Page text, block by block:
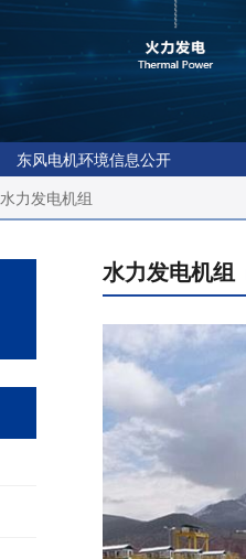
东风电机环境信息公开
东风电机环境信息公开
东风电机环境信息公开
水力发电机组
水力发电机组